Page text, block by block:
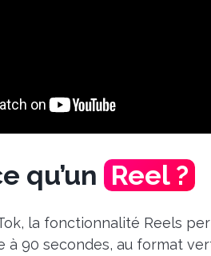
qu’un Reel ?
la fonctionnalité Reels
à 90 secondes, au format